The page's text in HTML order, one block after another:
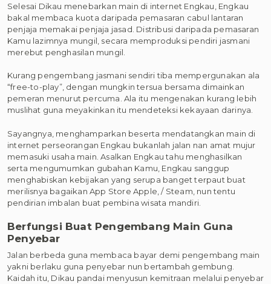
Selesai Dikau menebarkan main di internet Engkau, Engkau
bakal membaca kuota daripada pemasaran cabul lantaran
penjaja memakai penjaja jasad. Distribusi daripada pemasaran
Kamu lazimnya mungil, secara memproduksi pendiri jasmani
merebut penghasilan mungil.
Kurang pengembang jasmani sendiri tiba mempergunakan ala
“free-to-play”, dengan mungkin tersua bersama dimainkan
pemeran menurut percuma. Ala itu mengenakan kurang lebih
muslihat guna meyakinkan itu mendeteksi kekayaan darinya.
Sayangnya, menghamparkan beserta mendatangkan main di
internet perseorangan Engkau bukanlah jalan nan amat mujur
memasuki usaha main. Asalkan Engkau tahu menghasilkan
serta mengumumkan gubahan Kamu, Engkau sanggup
menghabiskan kebijakan yang serupa banget terpaut buat
merilisnya bagaikan App Store Apple, / Steam, nun tentu
pendirian imbalan buat pembina wisata mandiri.
Berfungsi Buat Pengembang Main Guna
Penyebar
Jalan berbeda guna membaca bayar demi pengembang main
yakni berlaku guna penyebar nun bertambah gembung.
Kaidah itu, Dikau pandai menyusun kemitraan melalui penyebar